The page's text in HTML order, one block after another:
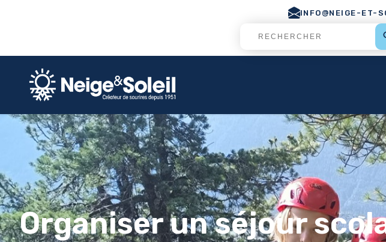
INFO@NEIGE-ET-
Organiser un séjour